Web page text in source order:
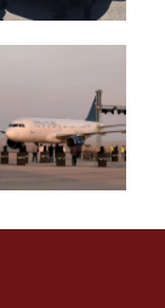
مطار
للشرق